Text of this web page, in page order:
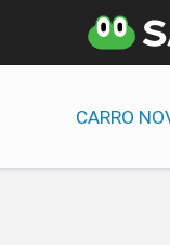
CARRO